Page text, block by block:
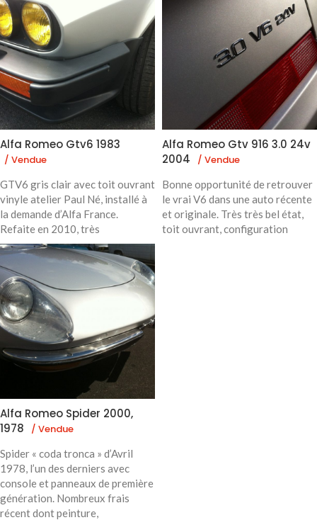
Alfa Romeo Gtv6 1983
/ Vendue
GTV6 gris clair avec toit ouvrant
vinyle atelier Paul Né, installé à
la demande d’Alfa France.
Refaite en 2010, très
Alfa Romeo Gtv 916 3.0 24v
2004
/ Vendue
Bonne opportunité de retrouver
le vrai V6 dans une auto récente
et originale. Très très bel état,
toit ouvrant, configuration
Alfa Romeo Spider 2000,
1978
/ Vendue
Spider « coda tronca » d’Avril
1978, l’un des derniers avec
console et panneaux de première
génération. Nombreux frais
récent dont peinture,